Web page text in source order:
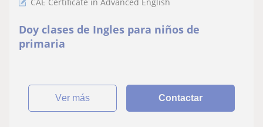
Doy clases de Ingles para niños de
primaria
ver más Contactar